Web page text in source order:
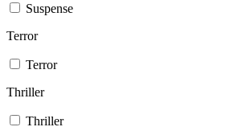
Suspense
Terror
Terror
Thriller
Thriller